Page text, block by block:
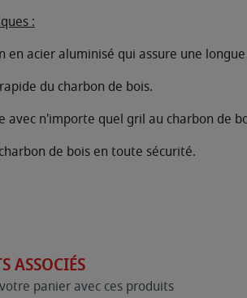
:
en acier aluminisé qui assure une
du charbon de bois.
avec n'importe quel gril au charbon de
de bois en toute sécurité.
ASSOCIÉS
panier avec ces produits